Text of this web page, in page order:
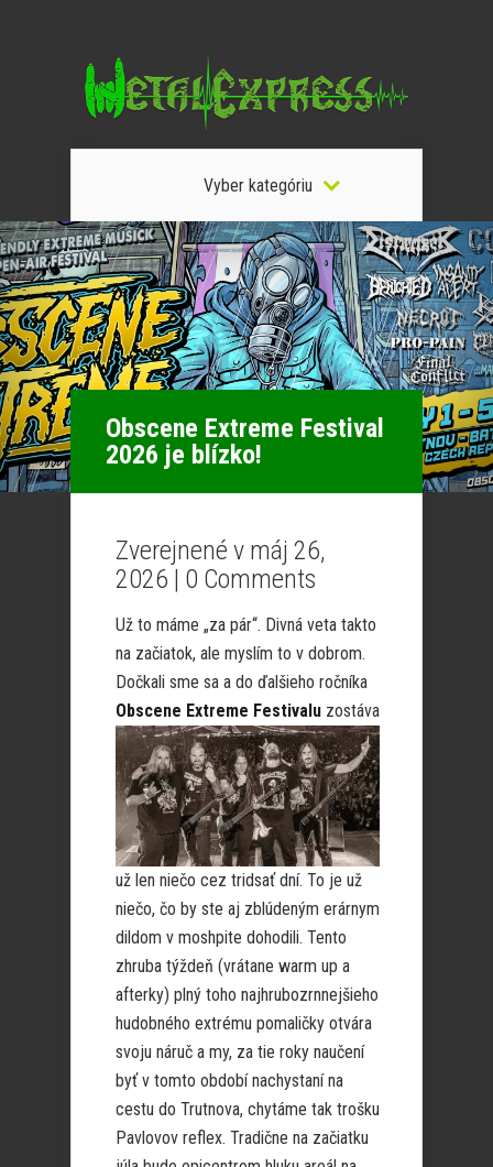
Vyber kategóriu
Obscene Extreme Festival
2026 je blízko!
Zverejnené v máj 26,
2026 | 0 Comments
Už to máme „za pár“. Divná veta takto
na začiatok, ale myslím to v dobrom.
Dočkali sme sa a do ďalšieho ročníka
Obscene Extreme Festivalu zostáva
už len niečo cez tridsať dní. To je už
niečo, čo by ste aj zblúdeným erárnym
dildom v moshpite dohodili. Tento
zhruba týždeň (vrátane warm up a
afterky) plný toho najhrubozrnnejšieho
hudobného extrému pomaličky otvára
svoju náruč a my, za tie roky naučení
byť v tomto období nachystaní na
cestu do Trutnova, chytáme tak trošku
Pavlovov reflex. Tradične na začiatku